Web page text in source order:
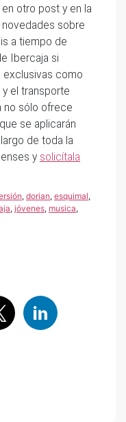
otro post y en la
sobre
a tiempo de
Ibercaja si
exclusivas como
el transporte
no sólo ofrece
se aplicarán
de toda la
y solicítala
, dorian, esquimal,
, jóvenes, musica,